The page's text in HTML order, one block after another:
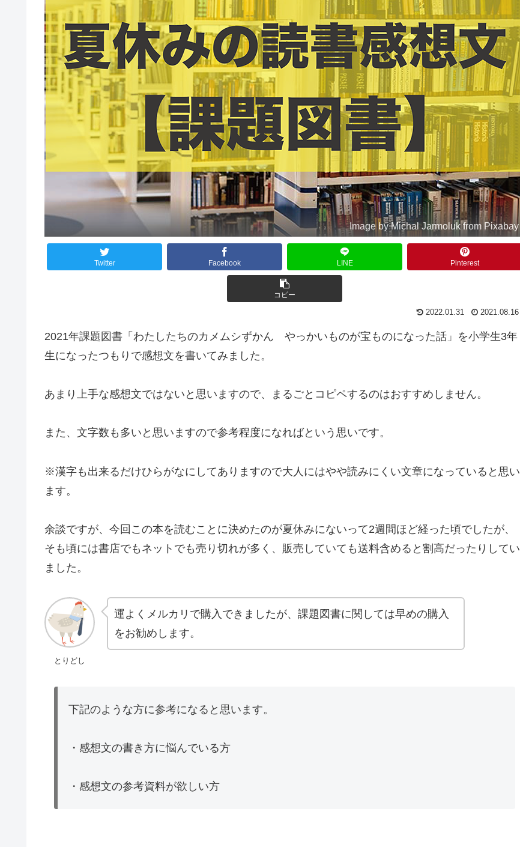
Image by Michal Jarmoluk from Pixabay
Twitter Facebook LINE Pinterest
コピー
2022.01.31 2021.08.16
2021年課題図書「わたしたちのカメムシずかん やっかいものが宝ものになった話」を小学生3年
生になったつもりで感想文を書いてみました。
あまり上手な感想文ではないと思いますので、まるごとコピペするのはおすすめしません。
また、文字数も多いと思いますので参考程度になればという思いです。
※漢字も出来るだけひらがなにしてありますので大人にはやや読みにくい文章になっていると思い
ます。
余談ですが、今回この本を読むことに決めたのが夏休みにないって2週間ほど経った頃でしたが、
そも頃には書店でもネットでも売り切れが多く、販売していても送料含めると割高だったりしてい
ました。
とりどし
運よくメルカリで購入できましたが、課題図書に関しては早めの購入
をお勧めします。
下記のような方に参考になると思います。
・感想文の書き方に悩んでいる方
・感想文の参考資料が欲しい方